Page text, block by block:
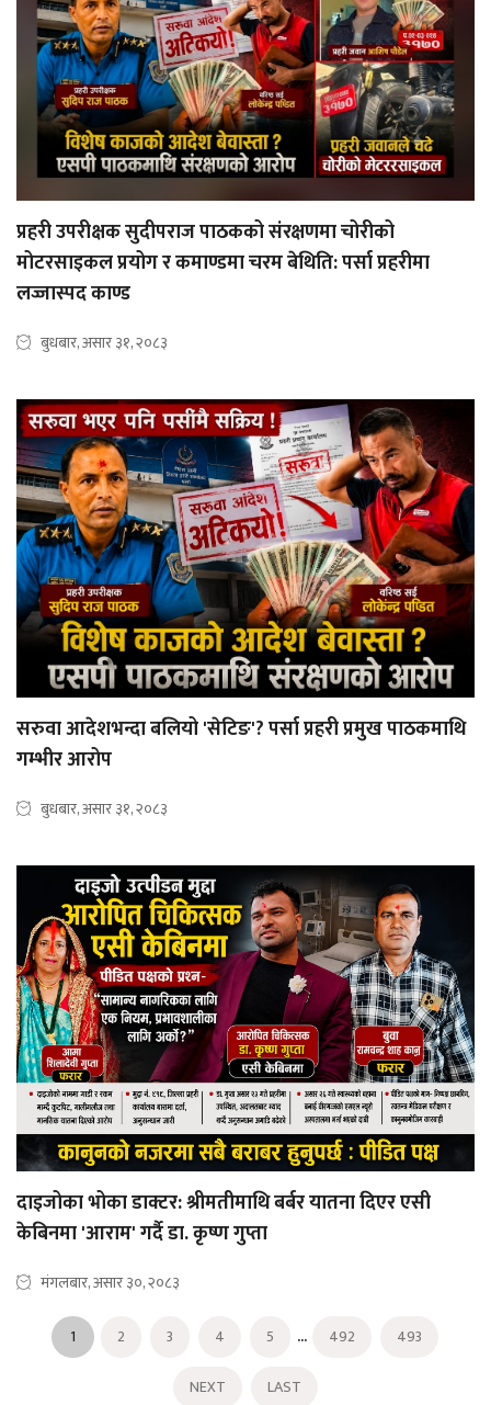
प्रहरी उपरीक्षक सुदीपराज पाठकको संरक्षणमा चोरीको
मोटरसाइकल प्रयोग र कमाण्डमा चरम बेथिति: पर्सा प्रहरीमा
लज्जास्पद काण्ड
बुधबार, असार ३१, २०८३
सरुवा आदेशभन्दा बलियो 'सेटिङ'? पर्सा प्रहरी प्रमुख पाठकमाथि
गम्भीर आरोप
बुधबार, असार ३१, २०८३
दाइजोका भोका डाक्टर: श्रीमतीमाथि बर्बर यातना दिएर एसी
केबिनमा 'आराम' गर्दै डा. कृष्ण गुप्ता
मंगलबार, असार ३०, २०८३
1 2 3 4 5 ... 492
493
NEXT
LAST